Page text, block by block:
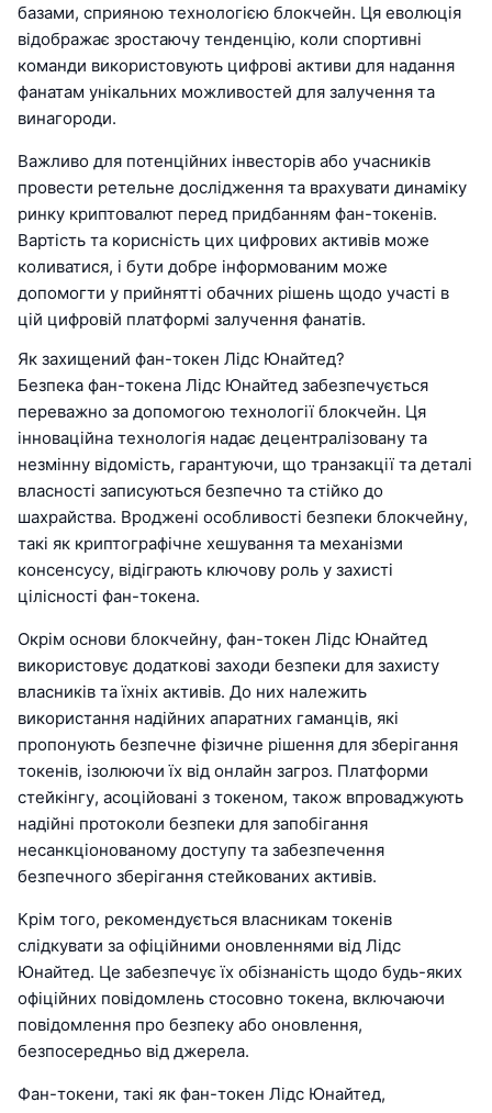
базами, сприяною технологією блокчейн. Ця еволюція
відображає зростаючу тенденцію, коли спортивні
команди використовують цифрові активи для надання
фанатам унікальних можливостей для залучення та
винагороди.
Важливо для потенційних інвесторів або учасників
провести ретельне дослідження та врахувати динаміку
ринку криптовалют перед придбанням фан-токенів.
Вартість та корисність цих цифрових активів може
коливатися, і бути добре інформованим може
допомогти у прийнятті обачних рішень щодо участі в
цій цифровій платформі залучення фанатів.
Як захищений фан-токен Лідс Юнайтед?
Безпека фан-токена Лідс Юнайтед забезпечується
переважно за допомогою технології блокчейн. Ця
інноваційна технологія надає децентралізовану та
незмінну відомість, гарантуючи, що транзакції та деталі
власності записуються безпечно та стійко до
шахрайства. Вроджені особливості безпеки блокчейну,
такі як криптографічне хешування та механізми
консенсусу, відіграють ключову роль у захисті
цілісності фан-токена.
Окрім основи блокчейну, фан-токен Лідс Юнайтед
використовує додаткові заходи безпеки для захисту
власників та їхніх активів. До них належить
використання надійних апаратних гаманців, які
пропонують безпечне фізичне рішення для зберігання
токенів, ізолюючи їх від онлайн загроз. Платформи
стейкінгу, асоційовані з токеном, також впроваджують
надійні протоколи безпеки для запобігання
несанкціонованому доступу та забезпечення
безпечного зберігання стейкованих активів.
Крім того, рекомендується власникам токенів
слідкувати за офіційними оновленнями від Лідс
Юнайтед. Це забезпечує їх обізнаність щодо будь-яких
офіційних повідомлень стосовно токена, включаючи
повідомлення про безпеку або оновлення,
безпосередньо від джерела.
Фан-токени, такі як фан-токен Лідс Юнайтед,